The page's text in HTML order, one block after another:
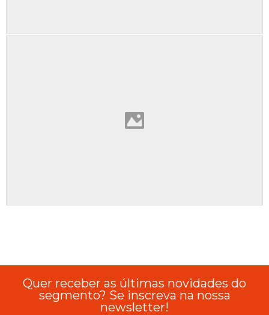
Quer receber as últimas novidades do
segmento? Se inscreva na nossa
newsletter!